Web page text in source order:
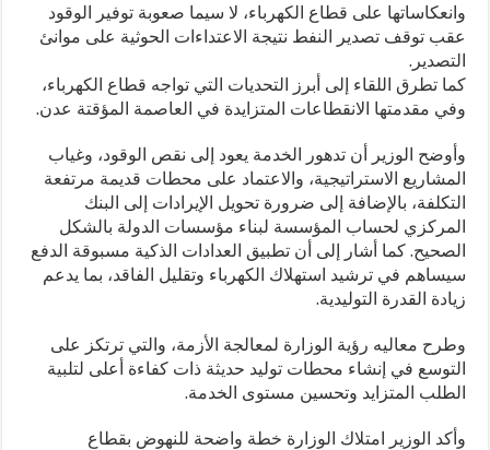
وانعكاساتها على قطاع الكهرباء، لا سيما صعوبة توفير الوقود
عقب توقف تصدير النفط نتيجة الاعتداءات الحوثية على موانئ
التصدير.
كما تطرق اللقاء إلى أبرز التحديات التي تواجه قطاع الكهرباء،
وفي مقدمتها الانقطاعات المتزايدة في العاصمة المؤقتة عدن.
وأوضح الوزير أن تدهور الخدمة يعود إلى نقص الوقود، وغياب
المشاريع الاستراتيجية، والاعتماد على محطات قديمة مرتفعة
التكلفة، بالإضافة إلى ضرورة تحويل الإيرادات إلى البنك
المركزي لحساب المؤسسة لبناء مؤسسات الدولة بالشكل
الصحيح. كما أشار إلى أن تطبيق العدادات الذكية مسبوقة الدفع
سيساهم في ترشيد استهلاك الكهرباء وتقليل الفاقد، بما يدعم
زيادة القدرة التوليدية.
وطرح معاليه رؤية الوزارة لمعالجة الأزمة، والتي ترتكز على
التوسع في إنشاء محطات توليد حديثة ذات كفاءة أعلى لتلبية
الطلب المتزايد وتحسين مستوى الخدمة.
وأكد الوزير امتلاك الوزارة خطة واضحة للنهوض بقطاع